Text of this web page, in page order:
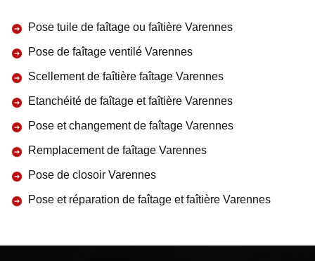
Pose tuile de faîtage ou faîtière Varennes
Pose de faîtage ventilé Varennes
Scellement de faîtière faîtage Varennes
Etanchéité de faîtage et faîtière Varennes
Pose et changement de faîtage Varennes
Remplacement de faîtage Varennes
Pose de closoir Varennes
Pose et réparation de faîtage et faîtière Varennes